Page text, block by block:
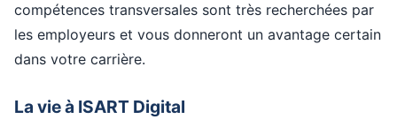
compétences transversales sont très recherchées par
les employeurs et vous donneront un avantage certain
dans votre carrière.
La vie à ISART Digital